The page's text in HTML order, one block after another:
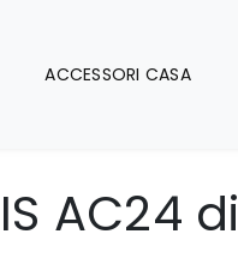
ACCESSORI CASA
AC24 di